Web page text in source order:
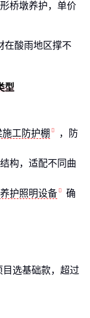
桥墩养护，单价
在酸雨地区撑不
型
施工防护棚
，防
构，适配不同曲
护照明设备
确
目选基础款，超过